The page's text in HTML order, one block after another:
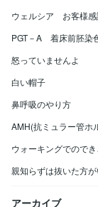
ウェルシア お客様感
PGT－A 着床前胚染
怒っていませんよ
白い帽子
鼻呼吸のやり方
AMH(抗ミュラー管ホ
ウォーキングでのでき
親知らずは抜いた方が
アーカイブ